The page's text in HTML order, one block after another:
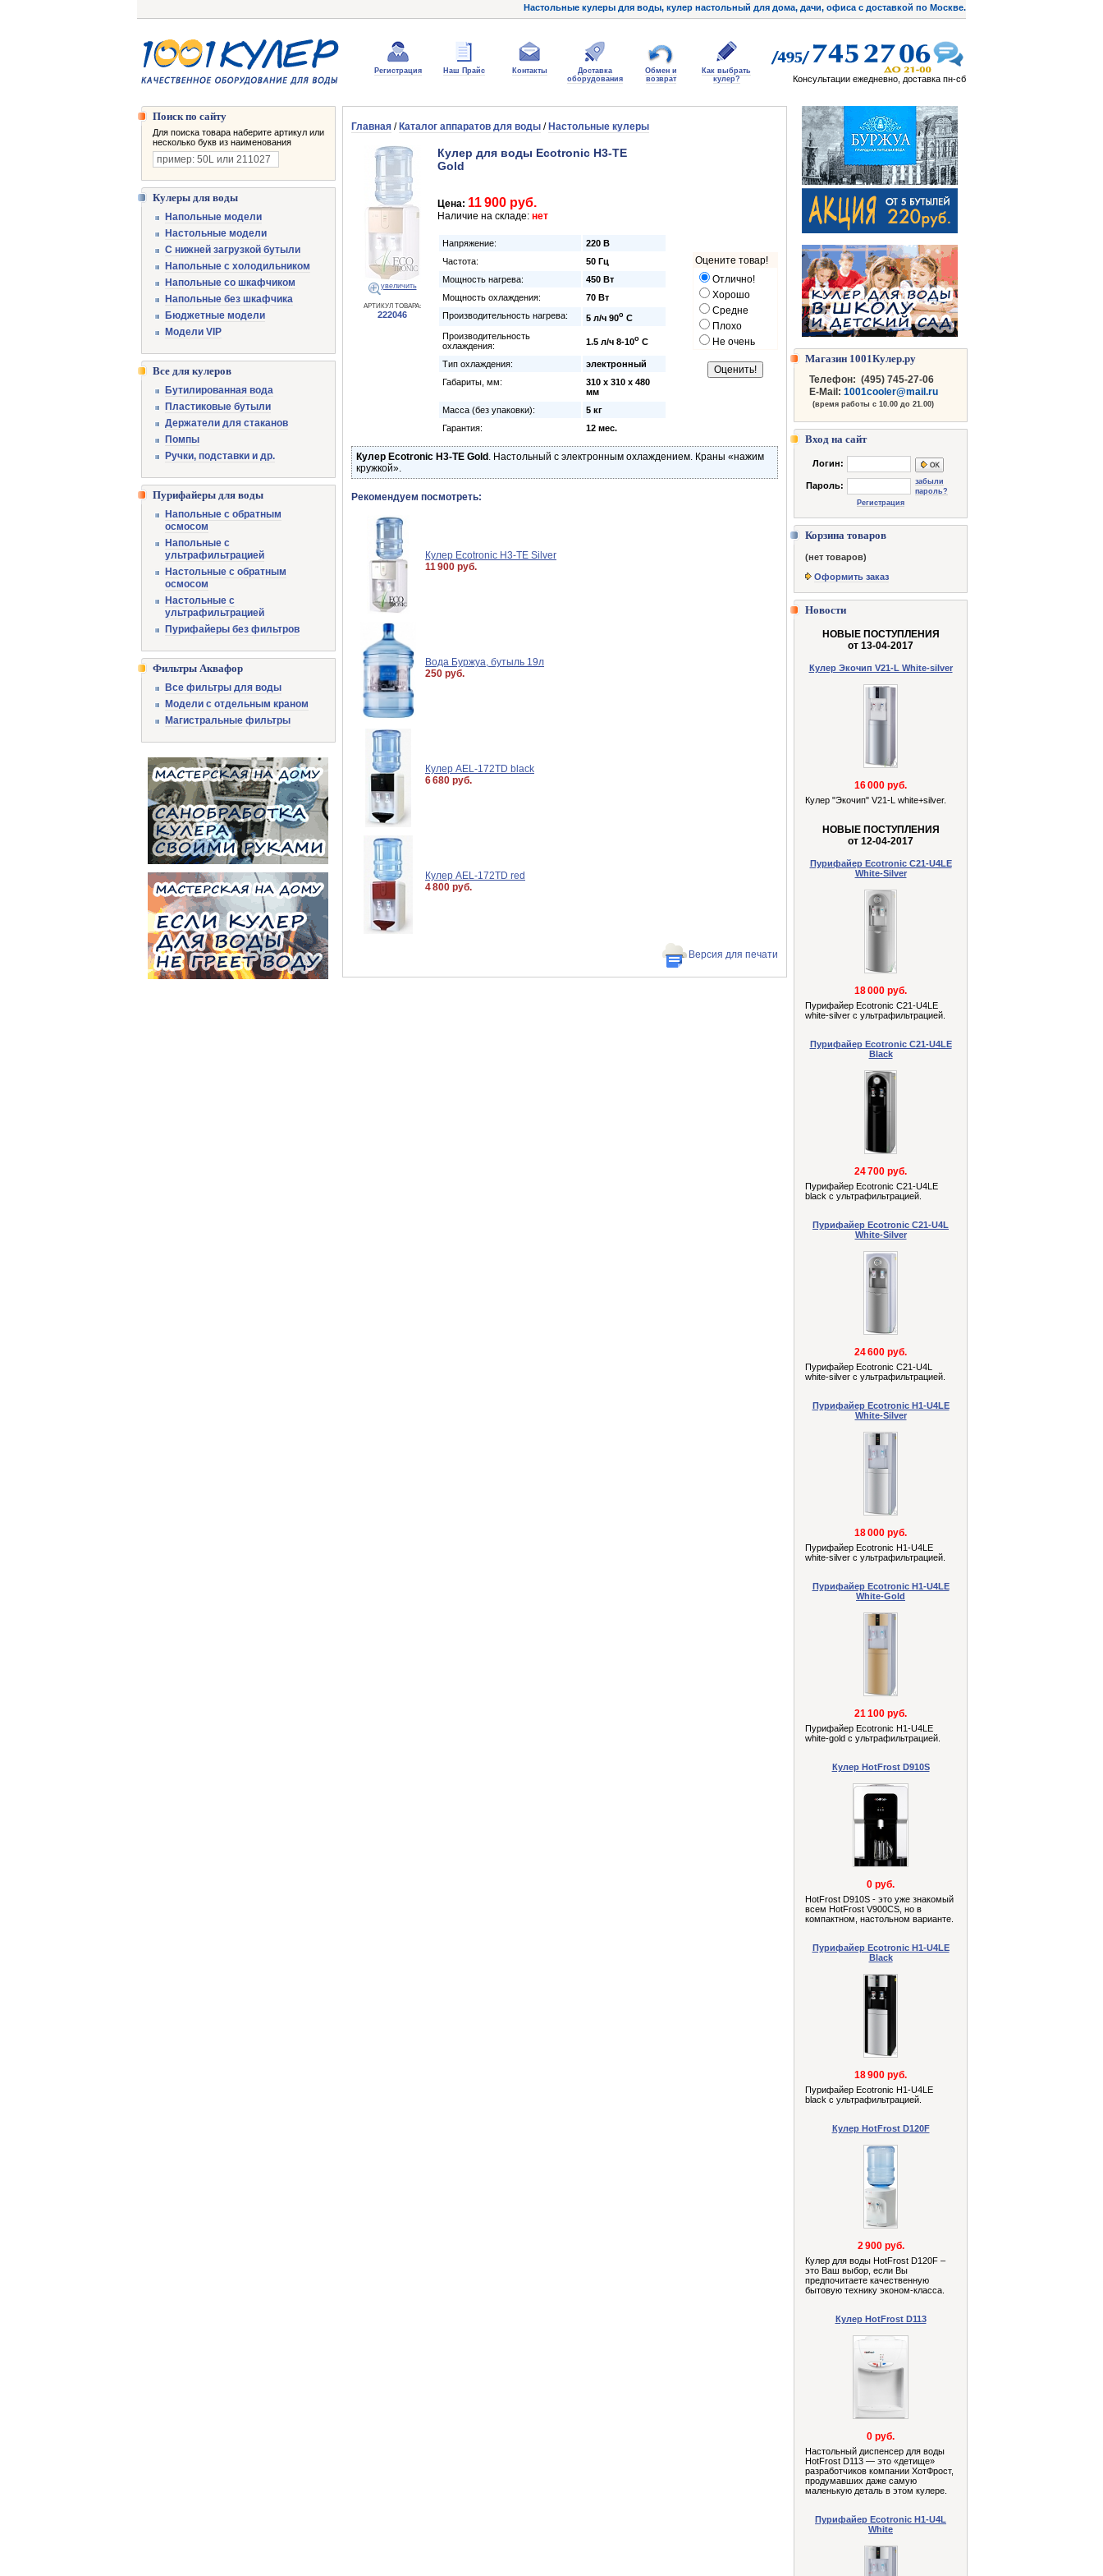
Настольные кулеры для воды, кулер настольный для дома, дачи, офиса с доставкой по Москве.
Регистрация Наш Прайс Контакты
Доставка
оборудования
Обмен и
возврат
Как выбрать
кулер?
Консультации ежедневно, доставка пн-сб
Главная / Каталог аппаратов для воды / Настольные кулеры
увеличить
АРТИКУЛ ТОВАРА:
222046
Кулер для воды Ecotronic H3-TE
Gold
Цена: 11 900 руб.
Оцените товар!
Отлично!
Хорошо
Средне
Плохо
Не очень
Наличие на складе: нет
Напряжение:
220 В
Частота:
50 Гц
Мощность нагрева:
450 Вт
Мощность охлаждения:
70 Вт
Производительность нагрева:
5 л/ч 90o C
Производительность
охлаждения:
1.5 л/ч 8-10o C
Тип охлаждения:
электронный
Габариты, мм:
310 х 310 х 480
мм
Масса (без упаковки):
5 кг
Гарантия:
12 мес.
Кулер Ecotronic H3-TE Gold . Настольный с электронным охлаждением. Краны «нажим
кружкой».
Рекомендуем посмотреть:
Кулер Ecotronic H3-TE Silver
11 900 руб.
Вода Буржуа, бутыль 19л
250 руб.
Кулер AEL-172TD black
6 680 руб.
Кулер AEL-172TD red
4 800 руб.
Версия для печати
Поиск по сайту
Для поиска товара наберите артикул или
несколько букв из наименования
Кулеры для воды
Напольные модели
Настольные модели
С нижней загрузкой бутыли
Напольные с холодильником
Напольные со шкафчиком
Напольные без шкафчика
Бюджетные модели
Модели VIP
Все для кулеров
Бутилированная вода
Пластиковые бутыли
Держатели для стаканов
Помпы
Ручки, подставки и др.
Пурифайеры для воды
Напольные с обратным
осмосом
Напольные с
ультрафильтрацией
Настольные с обратным
осмосом
Настольные с
ультрафильтрацией
Пурифайеры без фильтров
Фильтры Аквафор
Все фильтры для воды
Модели с отдельным краном
Магистральные фильтры
Магазин 1001Кулер.ру
Телефон: (495) 745-27-06
E-Mail: 1001cooler@mail.ru
(время работы с 10.00 до 21.00)
Вход на сайт
Логин:
Пароль:
забыли
пароль?
Регистрация
Корзина товаров
(нет товаров)
Оформить заказ
Новости
НОВЫЕ ПОСТУПЛЕНИЯ
от 13-04-2017
Кулер Экочип V21-L White-silver
16 000 руб.
Кулер "Экочип" V21-L white+silver.
НОВЫЕ ПОСТУПЛЕНИЯ
от 12-04-2017
Пурифайер Ecotronic C21-U4LE
White-Silver
18 000 руб.
Пурифайер Ecotronic C21-U4LE
white-silver с ультрафильтрацией.
Пурифайер Ecotronic C21-U4LE
Black
24 700 руб.
Пурифайер Ecotronic C21-U4LE
black с ультрафильтрацией.
Пурифайер Ecotronic C21-U4L
White-Silver
24 600 руб.
Пурифайер Ecotronic C21-U4L
white-silver с ультрафильтрацией.
Пурифайер Ecotronic H1-U4LE
White-Silver
18 000 руб.
Пурифайер Ecotronic H1-U4LE
white-silver с ультрафильтрацией.
Пурифайер Ecotronic H1-U4LE
White-Gold
21 100 руб.
Пурифайер Ecotronic H1-U4LE
white-gold с ультрафильтрацией.
Кулер HotFrost D910S
0 руб.
HotFrost D910S - это уже знакомый
всем HotFrost V900СS, но в
компактном, настольном варианте.
Пурифайер Ecotronic H1-U4LE
Black
18 900 руб.
Пурифайер Ecotronic H1-U4LE
black с ультрафильтрацией.
Кулер HotFrost D120F
2 900 руб.
Кулер для воды HotFrost D120F –
это Ваш выбор, если Вы
предпочитаете качественную
бытовую технику эконом-класса.
Кулер HotFrost D113
0 руб.
Настольный диспенсер для воды
HotFrost D113 — это «детище»
разработчиков компании ХотФрост,
продумавших даже самую
маленькую деталь в этом кулере.
Пурифайер Ecotronic H1-U4L
White